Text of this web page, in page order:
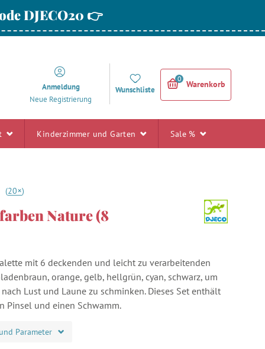
DJECO20 👉
Anmeldung
Neue Registrierung
Wunschliste
0
Warenkorb
Kinderzimmer und Garten Sale %
(20+)
Nature (8
mit 6 deckenden und leicht zu verarbeitenden
orange, gelb, hellgrün, cyan, schwarz, um
Lust und Laune zu schminken. Dieses Set enthält
Pinsel und einen Schwamm.
Parameter